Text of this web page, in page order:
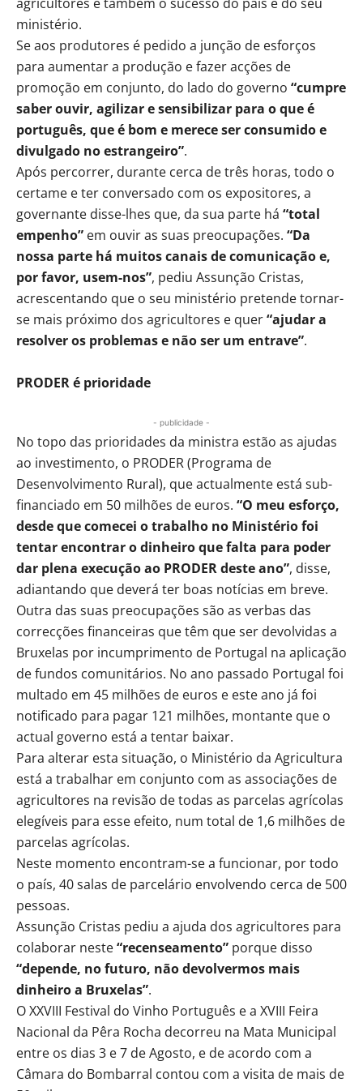
ministério.
Se aos produtores é pedido a junção de esforços
para aumentar a produção e fazer acções de
promoção em conjunto, do lado do governo “cumpre
saber ouvir, agilizar e sensibilizar para o que é
português, que é bom e merece ser consumido e
divulgado no estrangeiro”.
Após percorrer, durante cerca de três horas, todo o
certame e ter conversado com os expositores, a
governante disse-lhes que, da sua parte há “total
empenho” em ouvir as suas preocupações. “Da
nossa parte há muitos canais de comunicação e,
por favor, usem-nos”, pediu Assunção Cristas,
acrescentando que o seu ministério pretende tornar-
se mais próximo dos agricultores e quer“ajudar a
resolver os problemas e não ser um entrave”.
PRODER é prioridade
- publicidade -
No topo das prioridades da ministra estão as ajudas
ao investimento, o PRODER (Programa de
Desenvolvimento Rural), que actualmente está sub-
financiado em 50 milhões de euros. “O meu esforço,
desde que comecei o trabalho no Ministério foi
tentar encontrar o dinheiro que falta para poder
dar plena execução ao PRODER deste ano”, disse,
adiantando que deverá ter boas notícias em breve.
Outra das suas preocupações são as verbas das
correcções financeiras que têm que ser devolvidas a
Bruxelas por incumprimento de Portugal na aplicação
de fundos comunitários. No ano passado Portugal foi
multado em 45 milhões de euros e este ano já foi
notificado para pagar 121 milhões, montante que o
actual governo está a tentar baixar.
Para alterar esta situação, o Ministério da Agricultura
está a trabalhar em conjunto com as associações de
agricultores na revisão de todas as parcelas agrícolas
elegíveis para esse efeito, num total de 1,6 milhões de
parcelas agrícolas.
Neste momento encontram-se a funcionar, por todo
o país, 40 salas de parcelário envolvendo cerca de 500
pessoas.
Assunção Cristas pediu a ajuda dos agricultores para
colaborar neste“recenseamento” porque disso
“depende, no futuro, não devolvermos mais
dinheiro a Bruxelas”.
O XXVIII Festival do Vinho Português e a XVIII Feira
Nacional da Pêra Rocha decorreu na Mata Municipal
entre os dias 3 e 7 de Agosto, e de acordo com a
Câmara do Bombarral contou com a visita de mais de